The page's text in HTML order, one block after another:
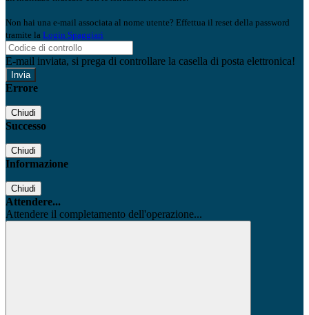
Non hai una e-mail associata al nome utente? Effettua il reset della password
tramite la Login Spaggiari
E-mail inviata, si prega di controllare la casella di posta elettronica!
Errore
Chiudi
Successo
Chiudi
Informazione
Chiudi
Attendere...
Attendere il completamento dell'operazione...